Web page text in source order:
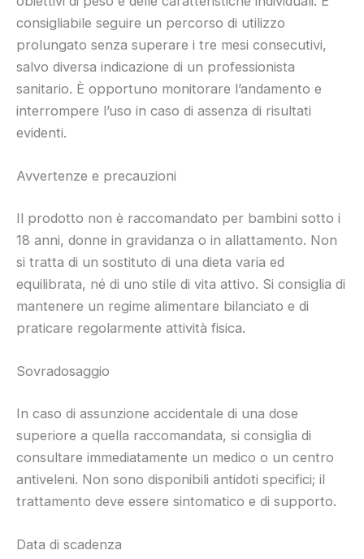
consigliabile seguire un percorso di utilizzo
prolungato senza superare i tre mesi consecutivi,
salvo diversa indicazione di un professionista
sanitario. È opportuno monitorare l’andamento e
interrompere l’uso in caso di assenza di risultati
evidenti.
Avvertenze e precauzioni
Il prodotto non è raccomandato per bambini sotto i
18 anni, donne in gravidanza o in allattamento. Non
si tratta di un sostituto di una dieta varia ed
equilibrata, né di uno stile di vita attivo. Si consiglia di
mantenere un regime alimentare bilanciato e di
praticare regolarmente attività fisica.
Sovradosaggio
In caso di assunzione accidentale di una dose
superiore a quella raccomandata, si consiglia di
consultare immediatamente un medico o un centro
antiveleni. Non sono disponibili antidoti specifici; il
trattamento deve essere sintomatico e di supporto.
Data di scadenza